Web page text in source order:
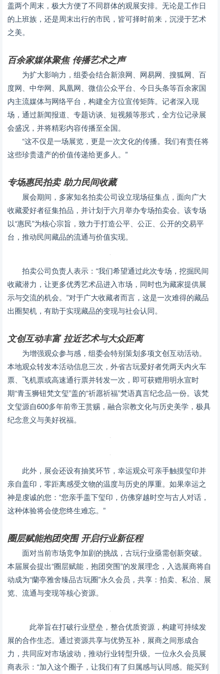
盖两个周末，极大方便了不同群体的观展安排。无论是工作日
的上班族，还是周末出行的市民，皆可择时前来，沉浸于艺术
之美。
百余家媒体聚焦 传播艺术之声
为扩大影响力，组委会结合新浪网、网易网、搜狐网、百
度网、中华网、凤凰网、微信公众平台、今日头条等百余家国
内主流媒体与网络平台，构建全方位宣传矩阵。记者深入现
场，通过新闻报道、专题访谈、短视频等形式，全方位记录展
会盛况，并将精彩内容传播至全国。
“这不仅是一场展览，更是一次文化的传播。我们有责任将
这些珍贵遗产的价值传递给更多人。”
专场惠民拍卖 助力民间收藏
展会期间，多家知名拍卖公司设立现场征集点，面向广大
收藏爱好者征集拍品，并计划于六月举办专场拍卖会。该专场
以“惠民”为核心宗旨，致力于打造公平、公正、公开的交易平
台，推动民间藏品的流通与价值实现。
拍卖公司负责人表示：“我们希望通过此次专场，挖掘民间
收藏潜力，让更多优秀艺术品进入市场，同时也为藏家提供展
示与交流的机会。”对于广大收藏者而言，这是一次难得的藏品
出圈契机，有助于实现藏品的变现与社会认同。
文创互动丰富 拉近艺术与大众距离
为增强观众参与感，组委会特别策划多项文创互动活动。
本地观众转发本活动信息三次，外省古玩爱好者凭两天内火车
票、飞机票或高速通行票并转发一次，即可获赠用明永宣时
期“青玉狮钮梵文玺”盖的“祈愿祈福”梵语真言纪念品一份。该梵
文玺源自600多年前帝王赏赐，融合宗教文化与历史美学，极具
纪念意义与美好祝福。
此外，展会还设有抽奖环节，幸运观众可亲手触摸玺印并
亲自盖印，零距离感受文物的温度与历史的厚重。如果幸运之
神是虔诚的您：“您亲手盖下玺印，仿佛穿越时空与古人对话，
这种体验将会使您终生难忘。”
圈层赋能抱团突围 开启行业新征程
面对当前市场竞争加剧的挑战，古玩行业亟需创新突破。
本届展会提出“圈层赋能，抱团突围”的发展理念，入选展商将自
动成为“蘭亭雅舍臻品古玩圈”永久会员，共享：拍卖、私洽、展
览、流通与变现等核心资源。
此举旨在打破行业壁垒，整合优质资源，构建可持续发
展的合作生态。通过资源共享与优势互补，展商之间形成合
力，共同应对市场波动，推动行业转型升级。一位永久会员展
商表示：“加入这个圈子，让我们有了归属感与认同感。能买到